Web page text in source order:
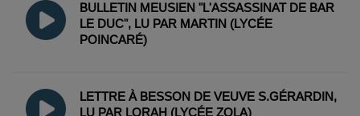
BULLETIN MEUSIEN "L'ASSASSINAT DE BAR
LE DUC", LU PAR MARTIN (LYCÉE
POINCARÉ)
LETTRE À BESSON DE VEUVE S.GÉRARDIN,
LU PAR LORAH (LYCÉE ZOLA)